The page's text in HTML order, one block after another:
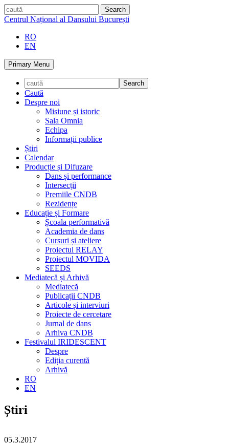
Skip
to
caută
Centrul Național al Dansului București
RO
EN
Primary Menu
Caută
Despre noi
Misiune și istoric
Sala Omnia
Echipa
Informații publice
Știri
Calendar
Producție și Difuzare
Dans și performance
Intersecții
Premiile CNDB
Rezidențe
Educație și Formare
Școala performativă
Academia de dans
Cursuri și ateliere
Proiectul RELAY
Proiectul MOVIDA
SEEDS
Mediatecă și Arhivă
Mediatecă
Publicații CNDB
Articole și interviuri
Proiecte de cercetare
Jurnal de dans
Arhiva CNDB
Festivalul IRIDESCENT
Despre
Ediția curentă
Arhivă
RO
EN
Știri
05.3.2017